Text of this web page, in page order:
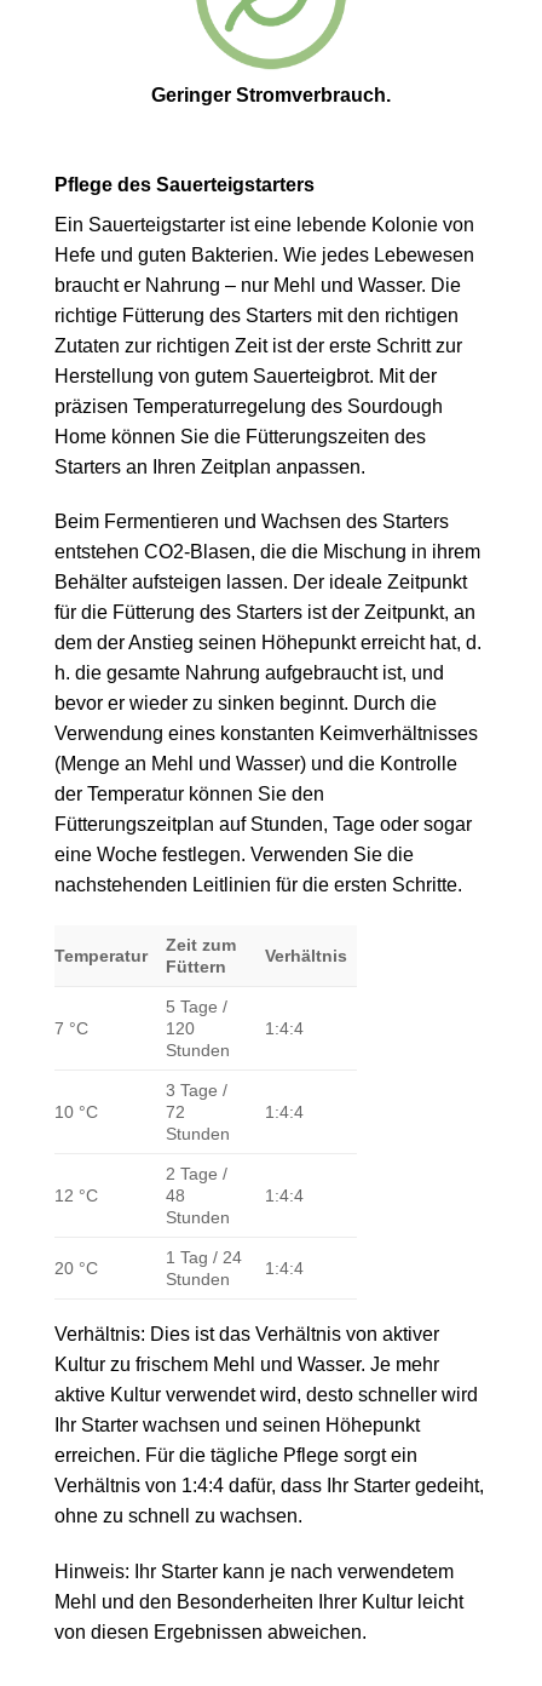
Geringer Stromverbrauch.
Pflege des Sauerteigstarters
Ein Sauerteigstarter ist eine lebende Kolonie von
Hefe und guten Bakterien. Wie jedes Lebewesen
braucht er Nahrung – nur Mehl und Wasser. Die
richtige Fütterung des Starters mit den richtigen
Zutaten zur richtigen Zeit ist der erste Schritt zur
Herstellung von gutem Sauerteigbrot. Mit der
präzisen Temperaturregelung des Sourdough
Home können Sie die Fütterungszeiten des
Starters an Ihren Zeitplan anpassen.
Beim Fermentieren und Wachsen des Starters
entstehen CO2-Blasen, die die Mischung in ihrem
Behälter aufsteigen lassen. Der ideale Zeitpunkt
für die Fütterung des Starters ist der Zeitpunkt, an
dem der Anstieg seinen Höhepunkt erreicht hat, d.
h. die gesamte Nahrung aufgebraucht ist, und
bevor er wieder zu sinken beginnt. Durch die
Verwendung eines konstanten Keimverhältnisses
(Menge an Mehl und Wasser) und die Kontrolle
der Temperatur können Sie den
Fütterungszeitplan auf Stunden, Tage oder sogar
eine Woche festlegen. Verwenden Sie die
nachstehenden Leitlinien für die ersten Schritte.
Temperatur
Zeit zum
Füttern
Verhältnis
7 °C
5 Tage /
120
Stunden
1:4:4
10 °C
3 Tage /
72
Stunden
1:4:4
12 °C
2 Tage /
48
Stunden
1:4:4
20 °C
1 Tag / 24
Stunden
1:4:4
Verhältnis: Dies ist das Verhältnis von aktiver
Kultur zu frischem Mehl und Wasser. Je mehr
aktive Kultur verwendet wird, desto schneller wird
Ihr Starter wachsen und seinen Höhepunkt
erreichen. Für die tägliche Pflege sorgt ein
Verhältnis von 1:4:4 dafür, dass Ihr Starter gedeiht,
ohne zu schnell zu wachsen.
Hinweis: Ihr Starter kann je nach verwendetem
Mehl und den Besonderheiten Ihrer Kultur leicht
von diesen Ergebnissen abweichen.